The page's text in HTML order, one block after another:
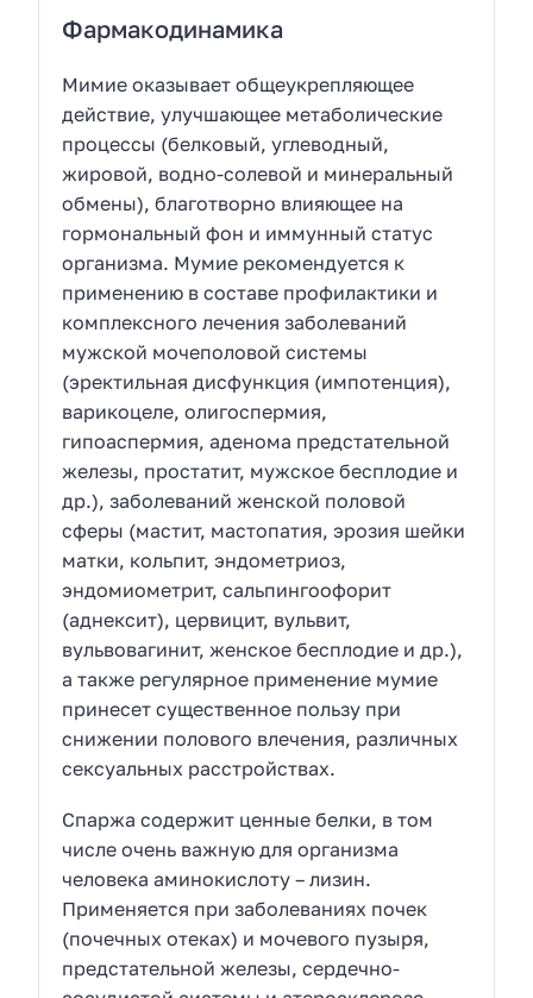
Фармакодинамика
Мимие оказывает общеукрепляющее
действие, улучшающее метаболические
процессы (белковый, углеводный,
жировой, водно-солевой и минеральный
обмены), благотворно влияющее на
гормональный фон и иммунный статус
организма. Мумие рекомендуется к
применению в составе профилактики и
комплексного лечения заболеваний
мужской мочеполовой системы
(эректильная дисфункция (импотенция),
варикоцеле, олигоспермия,
гипоаспермия, аденома предстательной
железы, простатит, мужское бесплодие и
др.), заболеваний женской половой
сферы (мастит, мастопатия, эрозия шейки
матки, кольпит, эндометриоз,
эндомиометрит, сальпингоофорит
(аднексит), цервицит, вульвит,
вульвовагинит, женское бесплодие и др.),
а также регулярное применение мумие
принесет существенное пользу при
снижении полового влечения, различных
сексуальных расстройствах.
Спаржа содержит ценные белки, в том
числе очень важную для организма
человека аминокислоту – лизин.
Применяется при заболеваниях почек
(почечных отеках) и мочевого пузыря,
предстательной железы, сердечно-